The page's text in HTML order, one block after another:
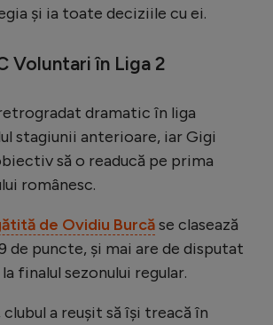
sporturi
în cont
cont
și ia toate deciziile cu ei.
Voluntari în Liga 2
dramatic în liga
stagiunii anterioare, iar Gigi
să o readucă pe prima
românesc.
de Ovidiu Burcăse clasează
de puncte, și mai are de disputat
finalul sezonului regular.
a reușit să își treacă în